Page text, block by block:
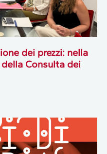
dei prezzi: nella
Consulta dei